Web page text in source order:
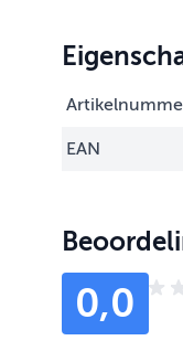
EAN
0,0